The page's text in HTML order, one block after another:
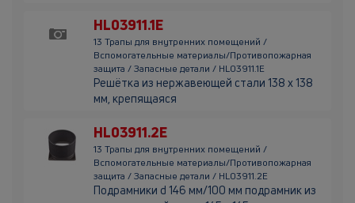
HL03911.1E
13 Трапы для внутренних помещений /
Вспомогательные материалы/Противопожарная
защита / Запасные детали / HL03911.1E
Решётка из нержавеющей стали 138 х 138
мм, крепящаяся
HL03911.2E
13 Трапы для внутренних помещений /
Вспомогательные материалы/Противопожарная
защита / Запасные детали / HL03911.2E
Подрамники d 146 мм/100 мм подрамник из